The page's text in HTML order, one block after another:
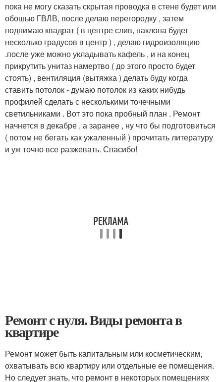
пока не могу сказать скрытая проводка в стене будет или
обошью ГВЛВ, после делаю перегородку , затем
поднимаю квадрат ( в центре слив, наклона будет
несколько градусов в центр ) , делаю гидроизоляцию
.после уже можно укладывать кафель , и на конец
прикрутить унитаз намертво ( до этого просто будет
стоять) , вентиляция (вытяжка ) делать буду когда
ставить потолок - думаю потолок из каких нибудь
профилей сделать с несколькими точечными
светильниками . Вот это пока пробный план . Ремонт
начнется в декабре , а заранее , ну что бы подготовиться
( потом не бегать как ужаленный ) прочитать литературу
и уж точно все разжевать. Спасибо!
Ремонт с нуля. Виды ремонта в
квартире
Ремонт может быть капитальным или косметическим,
охватывать всю квартиру или отдельные ее помещения.
Но следует знать, что ремонт в некоторых помещениях